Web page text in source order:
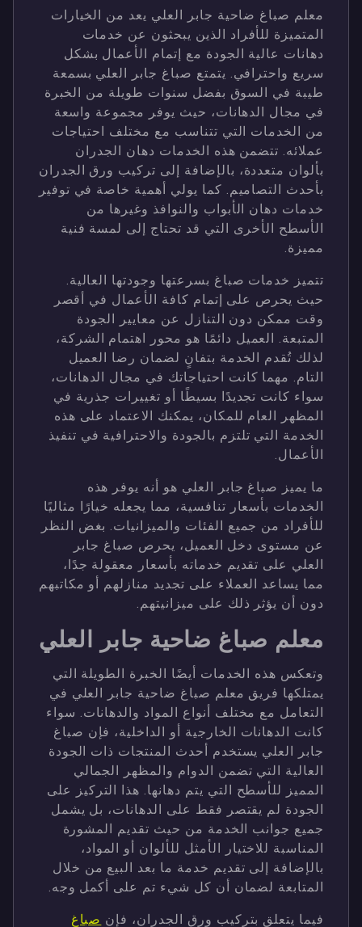
معلم صباغ ضاحية جابر العلي يعد من الخيارات
المتميزة للأفراد الذين يبحثون عن خدمات
دهانات عالية الجودة مع إتمام الأعمال بشكل
سريع واحترافي. يتمتع صباغ جابر العلي بسمعة
طيبة في السوق بفضل سنوات طويلة من الخبرة
في مجال الدهانات، حيث يوفر مجموعة واسعة
من الخدمات التي تتناسب مع مختلف احتياجات
عملائه. تتضمن هذه الخدمات دهان الجدران
بألوان متعددة، بالإضافة إلى تركيب ورق الجدران
بأحدث التصاميم. كما يولي أهمية خاصة في توفير
خدمات دهان الأبواب والنوافذ وغيرها من
الأسطح الأخرى التي قد تحتاج إلى لمسة فنية
مميزة.
تتميز خدمات صباغ بسرعتها وجودتها العالية.
حيث يحرص على إتمام كافة الأعمال في أقصر
وقت ممكن دون التنازل عن معايير الجودة
المتبعة. العميل دائمًا هو محور اهتمام الشركة،
لذلك تُقدم الخدمة بتفانٍ لضمان رضا العميل
التام. مهما كانت احتياجاتك في مجال الدهانات،
سواء كانت تجديدًا بسيطًا أو تغييرات جذرية في
المظهر العام للمكان، يمكنك الاعتماد على هذه
الخدمة التي تلتزم بالجودة والاحترافية في تنفيذ
الأعمال.
ما يميز صباغ جابر العلي هو أنه يوفر هذه
الخدمات بأسعار تنافسية، مما يجعله خيارًا مثاليًا
للأفراد من جميع الفئات والميزانيات. بغض النظر
عن مستوى دخل العميل، يحرص صباغ جابر
العلي على تقديم خدماته بأسعار معقولة جدًا،
مما يساعد العملاء على تجديد منازلهم أو مكاتبهم
دون أن يؤثر ذلك على ميزانيتهم.
معلم صباغ ضاحية جابر العلي
وتعكس هذه الخدمات أيضًا الخبرة الطويلة التي
يمتلكها فريق معلم صباغ ضاحية جابر العلي في
التعامل مع مختلف أنواع المواد والدهانات. سواء
كانت الدهانات الخارجية أو الداخلية، فإن صباغ
جابر العلي يستخدم أحدث المنتجات ذات الجودة
العالية التي تضمن الدوام والمظهر الجمالي
المميز للأسطح التي يتم دهانها. هذا التركيز على
الجودة لم يقتصر فقط على الدهانات، بل يشمل
جميع جوانب الخدمة من حيث تقديم المشورة
المناسبة للاختيار الأمثل للألوان أو المواد،
بالإضافة إلى تقديم خدمة ما بعد البيع من خلال
المتابعة لضمان أن كل شيء تم على أكمل وجه.
فيما يتعلق بتركيب ورق الجدران، فإنصباغ